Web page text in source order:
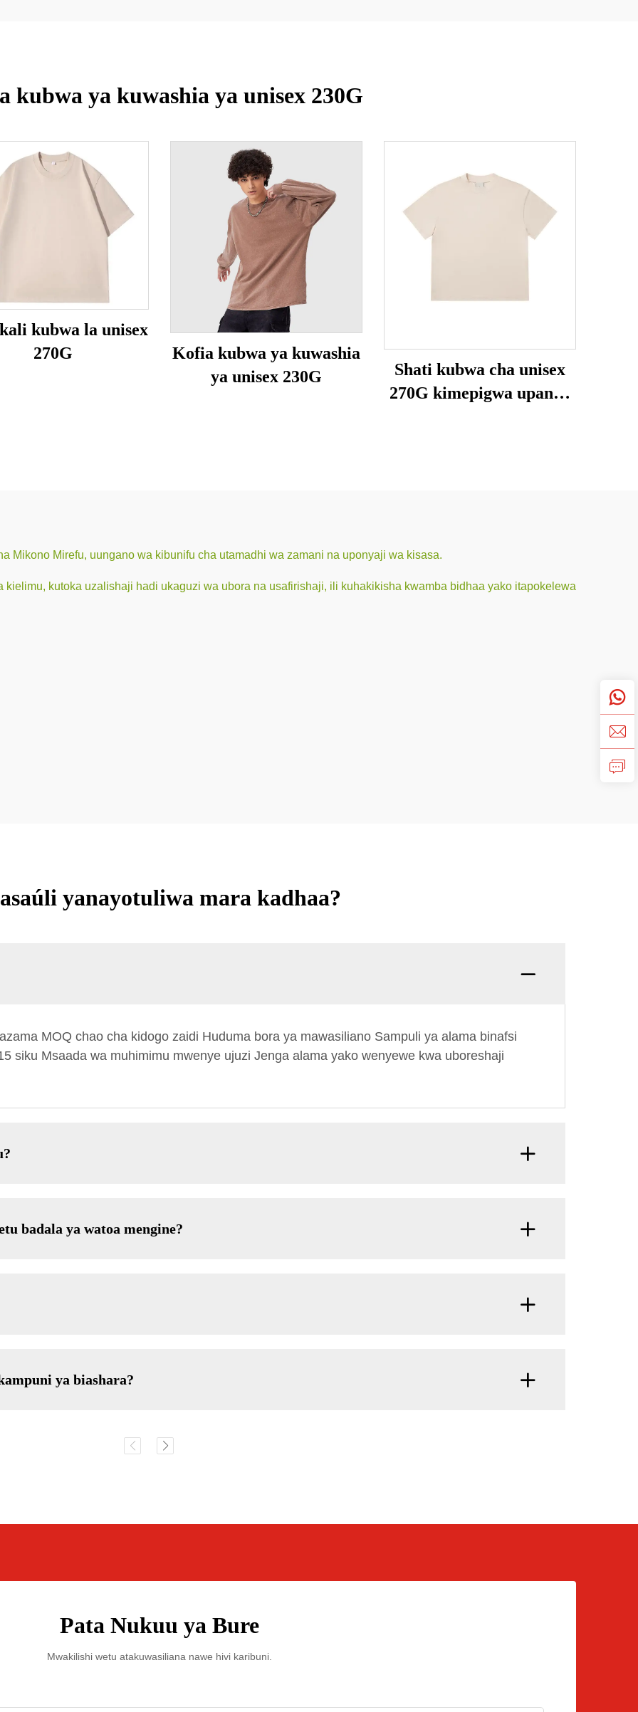
kubwa ya kuwashia ya unisex 230G
kubwa la unisex
270G
Kofia kubwa ya kuwashia
ya unisex 230G
Shati kubwa cha unisex
270G kimepigwa upande
Mikono Mirefu, uungano wa kibunifu cha utamadhi wa zamani na uponyaji wa kisasa.
kutoka uzalishaji hadi ukaguzi wa ubora na usafirishaji, ili kuhakikisha kwamba bidhaa yako itapokelewa
yanayotuliwa mara kadhaa?
MOQ chao cha kidogo zaidi Huduma bora ya mawasiliano Sampuli ya alama binafsi
siku Msaada wa muhimimu mwenye ujuzi Jenga alama yako wenyewe kwa uboreshaji
badala ya watoa mengine?
ya biashara?
Pata Nukuu ya Bure
Mwakilishi wetu atakuwasiliana nawe hivi karibuni.